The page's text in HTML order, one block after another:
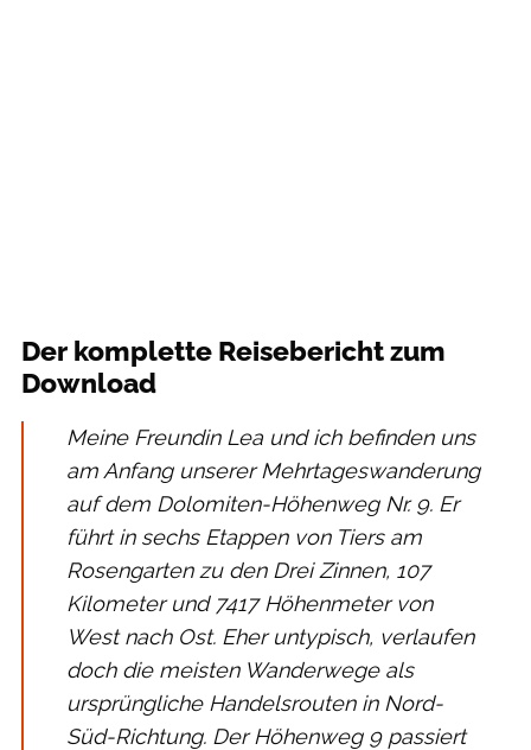
Der komplette Reisebericht zum
Download
Meine Freundin Lea und ich befinden uns
am Anfang unserer Mehrtageswanderung
auf dem Dolomiten-Höhenweg Nr. 9. Er
führt in sechs Etappen von Tiers am
Rosengarten zu den Drei Zinnen, 107
Kilometer und 7417 Höhenmeter von
West nach Ost. Eher untypisch, verlaufen
doch die meisten Wanderwege als
ursprüngliche Handelsrouten in Nord-
Süd-Richtung. Der Höhenweg 9 passiert